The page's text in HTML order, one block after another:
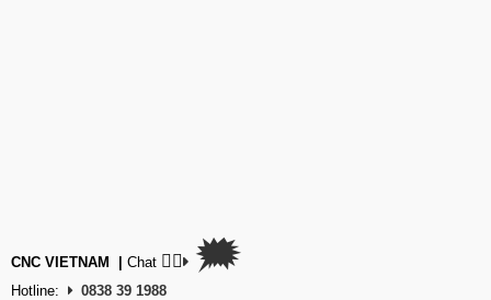
CNC VIETNAM Chat 👉🏽 🗯
Hotline:
0838 39 1988